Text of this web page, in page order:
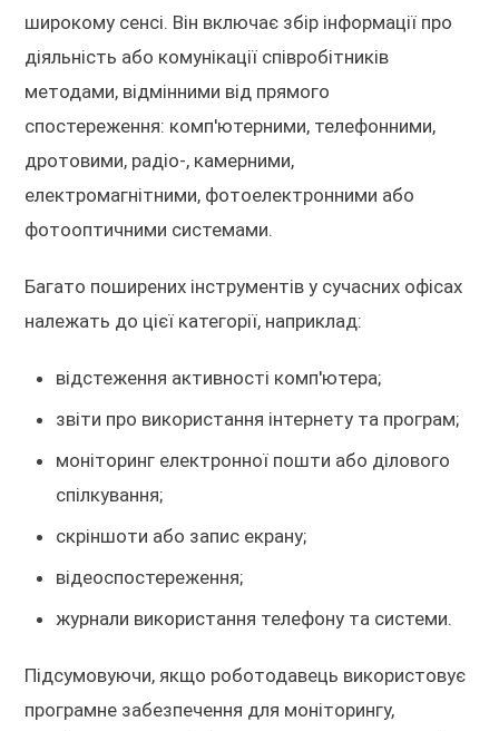
широкому сенсі. Він включає збір інформації про
діяльність або комунікації співробітників
методами, відмінними від прямого
спостереження: комп'ютерними, телефонними,
дротовими, радіо-, камерними,
електромагнітними, фотоелектронними або
фотооптичними системами.
Багато поширених інструментів у сучасних офісах
належать до цієї категорії, наприклад:
відстеження активності комп'ютера;
звіти про використання інтернету та програм;
моніторинг електронної пошти або ділового
спілкування;
скріншоти або запис екрану;
відеоспостереження;
журнали використання телефону та системи.
Підсумовуючи, якщо роботодавець використовує
програмне забезпечення для моніторингу,